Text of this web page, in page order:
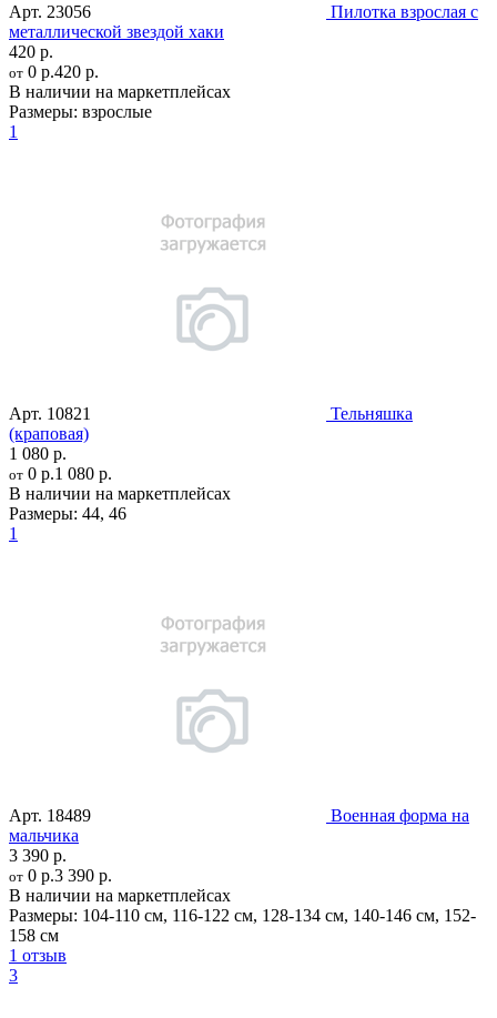
Арт. 23056
Пилотка взрослая с
металлической звездой хаки
420 р.
от 0 р.420 р.
В наличии на маркетплейсах
Размеры: взрослые
1
Арт. 10821
Тельняшка
(краповая)
1 080 р.
от 0 р.1 080 р.
В наличии на маркетплейсах
Размеры: 44, 46
1
Арт. 18489
Военная форма на
мальчика
3 390 р.
от 0 р.3 390 р.
В наличии на маркетплейсах
Размеры: 104-110 см, 116-122 см, 128-134 см, 140-146 см, 152-
158 см
1 отзыв
3